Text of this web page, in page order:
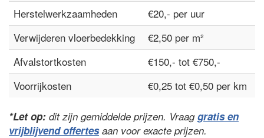
Herstelwerkzaamheden
€20,- per uur
Verwijderen vloerbedekking
€2,50 per m²
Afvalstortkosten
€150,- tot €750,-
Voorrijkosten
€0,25 tot €0,50 per km
*Let op: dit zijn gemiddelde prijzen. Vraaggratis en
vrijblijvend offertesaan voor exacte prijzen.